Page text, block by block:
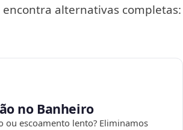
encontra alternativas completas:
no Banheiro
ou escoamento lento? Eliminamos